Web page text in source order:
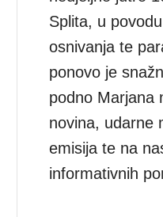
Splita, u
osnivanja te
ponovo je
podno Marjana
novina, udarne
emisija te na
informativnih